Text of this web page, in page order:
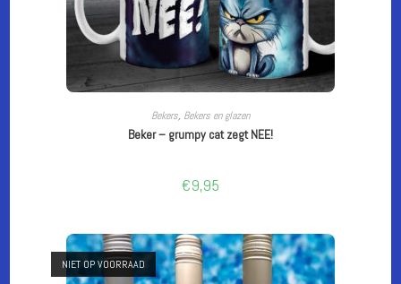
CUSTOMIZE
Bekers, Bekers en glazen
Beker – grumpy cat zegt NEE!
€9,95
NIET OP VOORRAAD